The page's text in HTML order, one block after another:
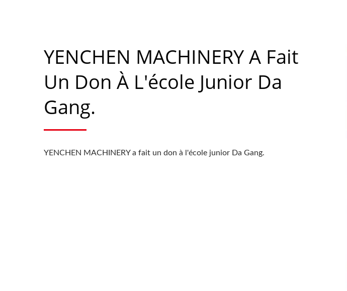
YENCHEN MACHINERY A Fait
Un Don À L'école Junior Da
Gang.
YENCHEN MACHINERY a fait un don à l'école junior Da Gang.